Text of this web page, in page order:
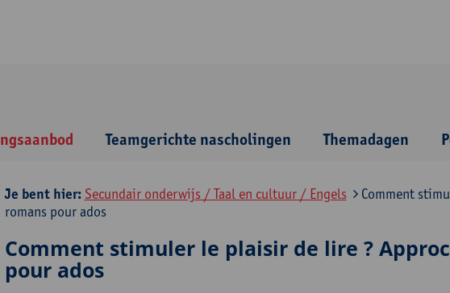
Teamgerichte nascholingen Themadagen
Je bent hier: Secundair onderwijs / Taal en cultuur / Engels
Comment
romans pour ados
Comment stimuler le plaisir de lire ?
pour ados